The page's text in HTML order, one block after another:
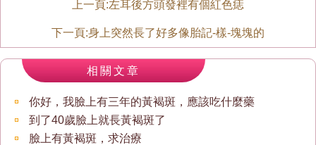
上一頁:左耳後方頭發裡有個紅色痣
下一頁:身上突然長了好多像胎記-樣-塊塊的
相關文章
你好，我臉上有三年的黃褐斑，應該吃什麼藥
到了40歲臉上就長黃褐斑了
臉上有黃褐斑，求治療